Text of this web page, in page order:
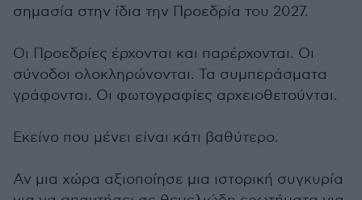
σημασία στην ίδια την Προεδρία του 2027.
Οι Προεδρίες έρχονται και παρέρχονται. Οι
σύνοδοι ολοκληρώνονται. Τα συμπεράσματα
γράφονται. Οι φωτογραφίες αρχειοθετούνται.
Εκείνο που μένει είναι κάτι βαθύτερο.
Αν μια χώρα αξιοποίησε μια ιστορική συγκυρία